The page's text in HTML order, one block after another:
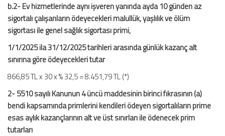
b.2- Ev hizmetlerinde aynı işveren yanında ayda 10 günden az
sigortalı çalışanların ödeyecekleri malullük, yaşlılık ve ölüm
sigortası ile genel sağlık sigortası primi,
1/1/2025 ila 31/12/2025 tarihleri arasında günlük kazanç alt
sınırına göre ödeyecekleri tutar
866,85 TL x 30 x % 32,5 = 8.451,79 TL (*)
2- 5510 sayılı Kanunun 4 üncü maddesinin birinci fıkrasının (a)
bendi kapsamında primlerini kendileri ödeyen sigortalıların prime
esas aylık kazançlarının alt ve üst sınırları ile ödenecek prim
tutarları